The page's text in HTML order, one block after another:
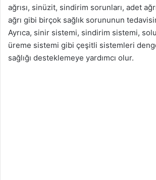
ağrısı, sinüzit, sindirim sorunları, adet
ağrı gibi birçok sağlık sorununun
Ayrıca, sinir sistemi, sindirim sistemi,
üreme sistemi gibi çeşitli sistemleri
sağlığı desteklemeye yardımcı olur.